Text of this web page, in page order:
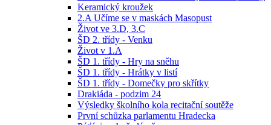
Keramický kroužek
2.A Učíme se v maskách Masopust
Život ve 3.D, 3.C
ŠD 2. třídy - Venku
Život v 1.A
ŠD 1. třídy - Hry na sněhu
ŠD 1. třídy - Hrátky v listí
ŠD 1. třídy - Domečky pro skřítky
Drakiáda - podzim 24
Výsledky školního kola recitační soutěže
První schůzka parlamentu Hradecka